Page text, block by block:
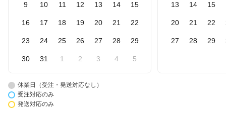
9 10 11 12 13 14 15
16 17 18 19 20 21 22
23 24 25 26 27 28 29
30 31 1 2 3 4 5
13 14 15
20 21 22
27 28 29
休業日（受注・発送対応なし）
受注対応のみ
発送対応のみ